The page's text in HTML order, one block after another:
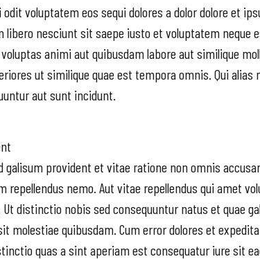
voluptatem eos sequi dolores a dolor dolore et
nesciunt sit saepe iusto et voluptatem neque
animi aut quibusdam labore aut similique
ut similique quae est tempora omnis. Qui
aut sunt incidunt.
provident et vitae ratione non omnis
nemo. Aut vitae repellendus qui amet
distinctio nobis sed consequuntur natus et quae
quibusdam. Cum error dolores et
quas a sint aperiam est consequatur iure sit